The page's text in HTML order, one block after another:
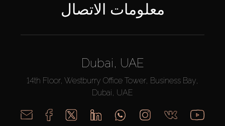
معلومات الاتصال
Dubai, UAE
14th Floor, Westburry Office Tower, Business Bay,
Dubai, UAE